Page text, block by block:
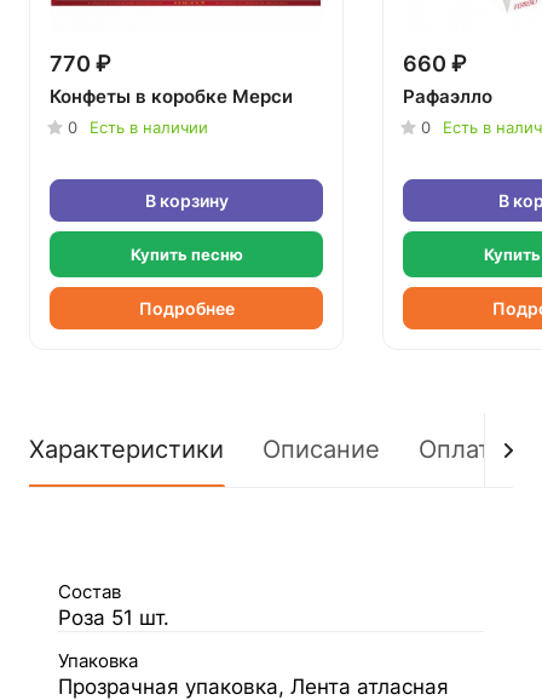
770 ₽
Конфеты в коробке Мерси
0 Есть в наличии
В корзину
Купить песню
Подробнее
660 ₽
Рафаэлло
0 Есть в
В
Характеристики Описание Оплата
Состав
Роза 51 шт.
Упаковка
Прозрачная упаковка, Лента атласная